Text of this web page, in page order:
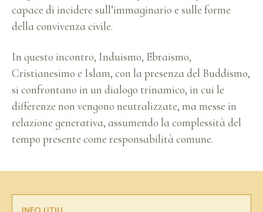
capace di incidere sull’immaginario e sulle forme
della convivenza civile.
In questo incontro, Induismo, Ebraismo,
Cristianesimo e Islam, con la presenza del Buddismo,
si confrontano in un dialogo trinamico, in cui le
differenze non vengono neutralizzate, ma messe in
relazione generativa, assumendo la complessità del
tempo presente come responsabilità comune.